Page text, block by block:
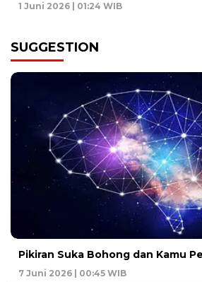
1 Juni 2026 | 01:24 WIB
SUGGESTION
Pikiran Suka Bohong dan Kamu
7 Juni 2026 | 00:45 WIB